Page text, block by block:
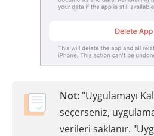
Not: "Uygulamayı
seçerseniz,
verileri saklanır.